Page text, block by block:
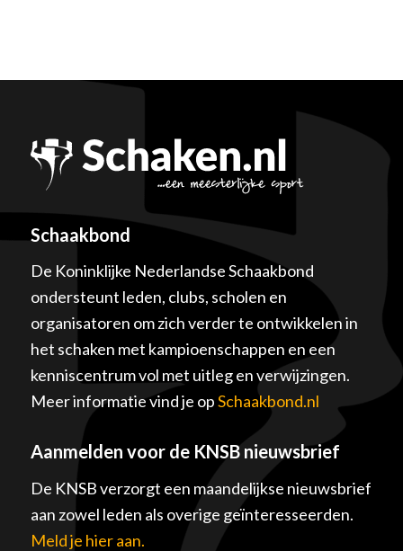
Schaakbond
De Koninklijke Nederlandse Schaakbond
ondersteunt leden, clubs, scholen en
organisatoren om zich verder te ontwikkelen in
het schaken met kampioenschappen en een
kenniscentrum vol met uitleg en verwijzingen.
Meer informatie vind je opSchaakbond.nl
Aanmelden voor de KNSB nieuwsbrief
De KNSB verzorgt een maandelijkse nieuwsbrief
aan zowel leden als overige geïnteresseerden.
Meld je hier aan.